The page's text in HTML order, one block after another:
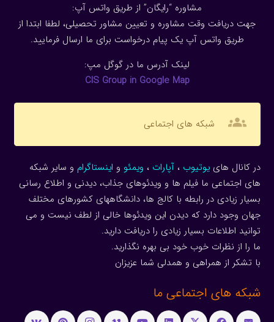
مشاوره “رایگان” از طریق واتس آپ:
جهت دریافت وقت مشاوره و تعیین مشاور تحصیلی، لطفا ابتدا از
طریق واتس آپ یک پیام درخواست برای ما ارسال فرمایید.
لینک آدرس ما در گوگل مپ:
CIS Group in Google Map
groups شبکه های اجتماعی
در کانال هاییوتیوب ، آپارات ، ویمئو و اینستاگرام و سایر شبکه
های اجتماعی ما فیلم ها و ویدئوهای جذاب، دیدنی و اطلاع رسانی
بسیار زیادی در رابطه با کالج ها، دانشگاههای کشورهای مختلف
جهان وجود دارد که دیدن این ویدئوها خالی از لطف نیست و می
توانید اطلاعات بسیار زیادی را دریافت دارید.
ما را از نظرات خوب خود بی بهره نگذارید.
با تشکر از همراهی و همدلی شما عزیزان
شبکه های اجتماعی ما